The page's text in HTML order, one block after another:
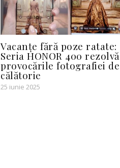
Vacanțe fără poze ratate:
Seria HONOR 400 rezolvă
provocările fotografiei de
călătorie
25 iunie 2025